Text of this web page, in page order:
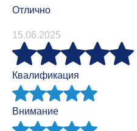
Отлично
15.06.2025
Квалификация
Внимание